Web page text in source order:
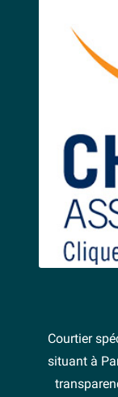
Courtier
situant à